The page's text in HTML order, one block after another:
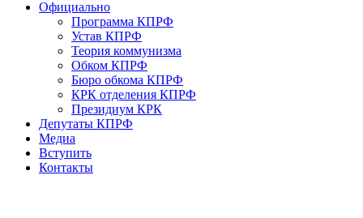
Официально
Программа КПРФ
Устав КПРФ
Теория коммунизма
Обком КПРФ
Бюро обкома КПРФ
КРК отделения КПРФ
Президиум КРК
Депутаты КПРФ
Медиа
Вступить
Контакты